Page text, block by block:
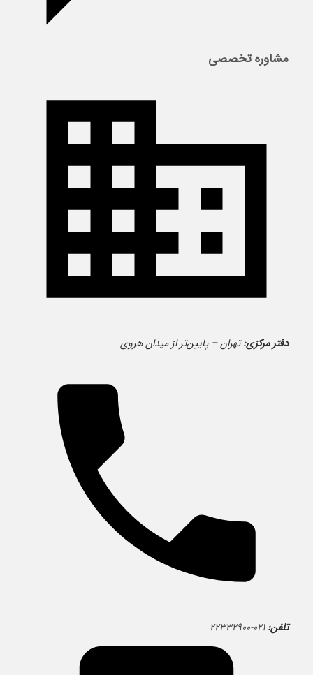
مشاوره تخصصی
دفتر مرکزی:تهران – پایین‌تر از میدان هروی
تلفن: ۰۲۱-۲۲۳۳۲۹۰۰